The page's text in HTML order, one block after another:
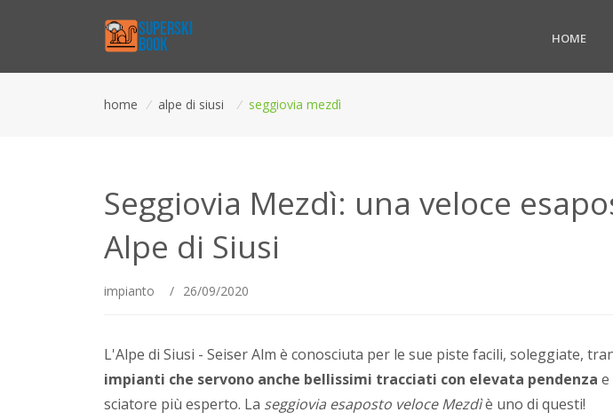
HOME
home / alpe di siusi / seggiovia mezdì
Seggiovia Mezdì: una veloce
Alpe di Siusi
impianto / 26/09/2020
L'Alpe di Siusi - Seiser Alm è conosciuta per le sue piste facili, soleggiate,
impianti che servono anche bellissimi tracciati con elevata pendenza e
sciatore più esperto. La seggiovia esaposto veloce Mezdìè uno di questi!